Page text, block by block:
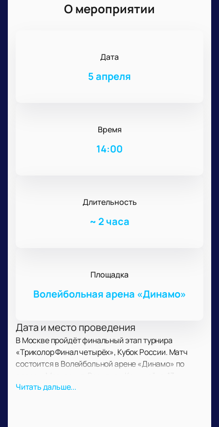
О мероприятии
Дата
5 апреля
Время
14:00
Длительность
~ 2 часа
Площадка
Волейбольная арена «Динамо»
Дата и место проведения
В Москве пройдёт финальный этап турнира
«Триколор Финал четырёх», Кубок России. Матч
состоится в Волейбольной арене «Динамо» по
Читать дальше...